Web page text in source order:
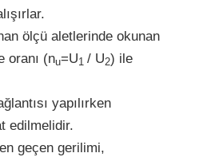
ölçü aletlerinde okunan
oranı (nu=U1 / U2) ile
yapılırken
edilmelidir.
geçen gerilimi,